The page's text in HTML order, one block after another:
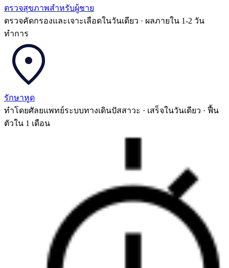
ตรวจสุขภาพสำหรับผู้ชาย
ตรวจคัดกรองและเจาะเลือดในวันเดียว · ผลภายใน 1-2 วัน
ทำการ
รักษาหูด
ทำโดยศัลยแพทย์ระบบทางเดินปัสสาวะ · เสร็จในวันเดียว · ฟื้น
ตัวใน 1 เดือน